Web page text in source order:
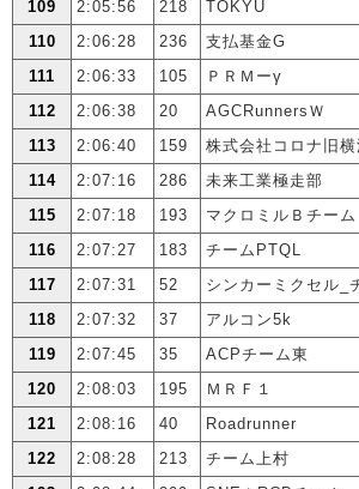
109
2:05:56 218
TOKYU
110
2:06:28 236
支払基金G
111
2:06:33 105
ＰＲＭーγ
112
2:06:38 20
AGCRunnersＷ
113
2:06:40 159
株式会社コロナ旧
114
2:07:16 286
未来工業極走部
115
2:07:18 193
マクロミルＢチーム
116
2:07:27 183
チームPTQL
117
2:07:31 52
シンカーミクセル_
118
2:07:32 37
アルコン5k
119
2:07:45 35
ACPチーム東
120
2:08:03 195
ＭＲＦ１
121
2:08:16 40
Roadrunner
122
2:08:28 213
チーム上村